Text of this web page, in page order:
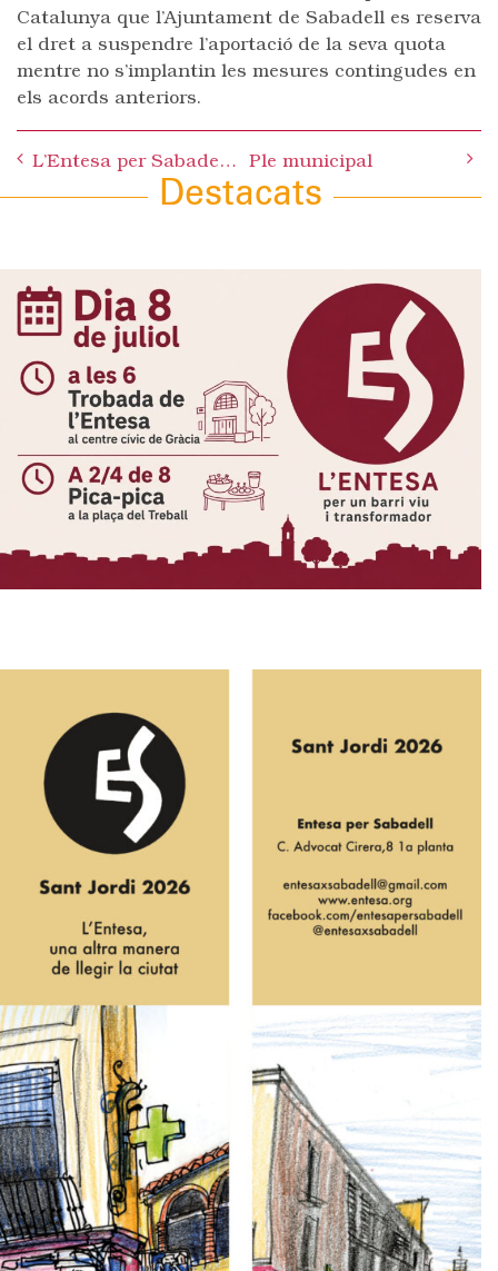
Catalunya que l’Ajuntament de Sabadell es reserva
el dret a suspendre l’aportació de la seva quota
mentre no s’implantin les mesures contingudes en
els acords anteriors.
navigation
L’Entesa per Sabadell considera que la 1a sentència del Cas Mercuri marca la fi de l’etapa del discurs de la presumpció d’innocència com a excusa per no assumir responsabilitats polítiques Ple municipal
Destacats